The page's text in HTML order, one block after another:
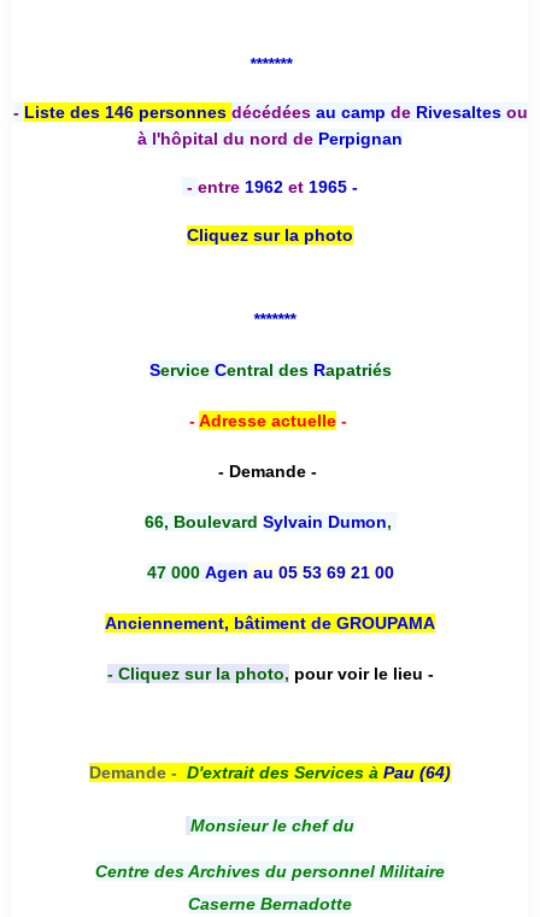
*******
- Liste des 146 personnes décédées au camp deRivesaltesou
à l'hôpital du nord de Perpignan
- entre 1962 et 1965 -
Cliquez sur la photo
*******
Service Central desRapatriés
-Adresse actuelle-
- Demande -
66, Boulevard Sylvain Dumon,
47 000 Agen au 05 53 69 21 00
Anciennement, bâtiment de GROUPAMA
- Cliquez sur la photo, pour voir le lieu -
Demande - D'extrait des Services à Pau (64)
Monsieur le chef du
Centre des Archives du personnel Militaire
Caserne Bernadotte